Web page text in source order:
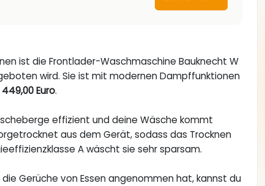
ist die Frontlader-Waschmaschine Bauknecht W
wird. Sie ist mit modernen Dampffunktionen
Euro.
effizient und deine Wäsche kommt
aus dem Gerät, sodass das Trocknen
A wäscht sie sehr sparsam.
Gerüche von Essen angenommen hat, kannst du